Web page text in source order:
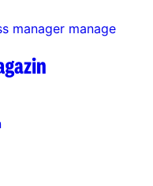
manager manage